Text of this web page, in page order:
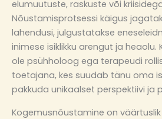
elumuutuste, raskuste või
Nõustamisprotsessi käigus
lahendusi, julgustatakse
inimese isiklikku arengut ja
ole psühholoog ega terapeudi
toetajana, kes suudab tänu oma
pakkuda unikaalset perspektiivi ja
Kogemusnõustamine on